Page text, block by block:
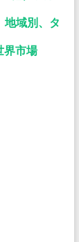
地域別、タ
界市場